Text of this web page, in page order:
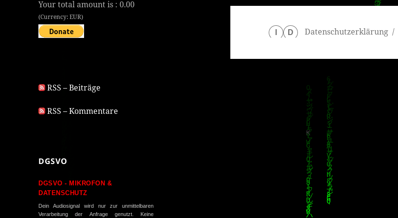
Your total amount is :0.00
(Currency: EUR)
RSS – Beiträge
RSS – Kommentare
DGSVO
DGSVO - MIKROFON &
DATENSCHUTZ
Dein Audiosignal wird nur zur unmittelbaren
Verarbeitung der Anfrage genutzt. Keine
D Datenschutzerklärung